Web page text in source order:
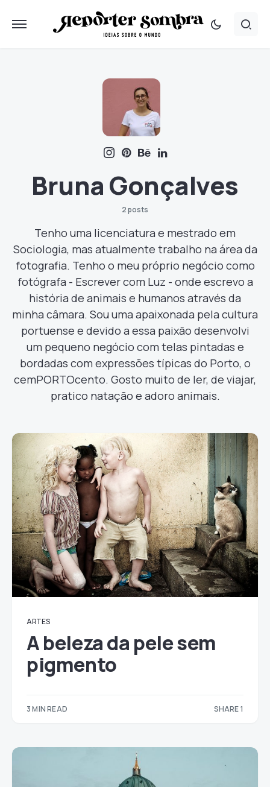
Bruna Gonçalves
2 posts
Tenho uma licenciatura e mestrado em
Sociologia, mas atualmente trabalho na área da
fotografia. Tenho o meu próprio negócio como
fotógrafa - Escrever com Luz - onde escrevo a
história de animais e humanos através da
minha câmara. Sou uma apaixonada pela cultura
portuense e devido a essa paixão desenvolvi
um pequeno negócio com telas pintadas e
bordadas com expressões típicas do Porto, o
cemPORTOcento. Gosto muito de ler, de viajar,
pratico natação e adoro animais.
ARTES
A beleza da pele sem
pigmento
3 MIN READ SHARE 1